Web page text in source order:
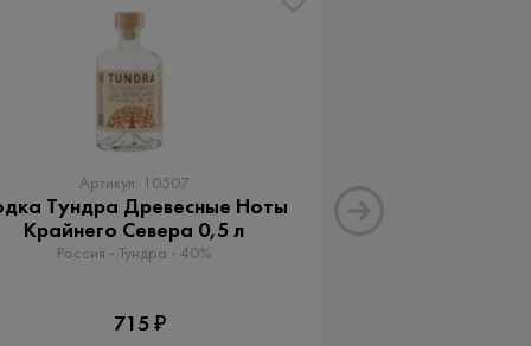
Артикул: 10507
Тундра Древесные Ноты
Крайнего Севера 0,5 л
Россия - Тундра - 40%
715 ₽